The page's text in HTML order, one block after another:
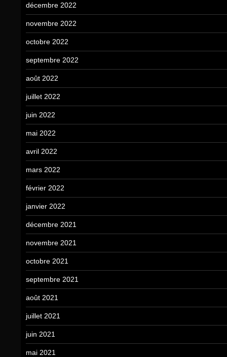
décembre 2022
novembre 2022
octobre 2022
septembre 2022
août 2022
juillet 2022
juin 2022
mai 2022
avril 2022
mars 2022
février 2022
janvier 2022
décembre 2021
novembre 2021
octobre 2021
septembre 2021
août 2021
juillet 2021
juin 2021
mai 2021